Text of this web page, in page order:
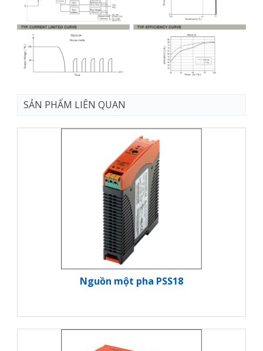
SẢN PHẨM LIÊN QUAN
Nguồn một pha PSS18